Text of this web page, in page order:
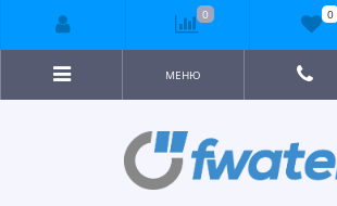
МЕНЮ
0 0